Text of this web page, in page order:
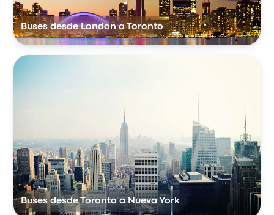
Buses desde London a Toronto
Buses desde Toronto a Nueva York